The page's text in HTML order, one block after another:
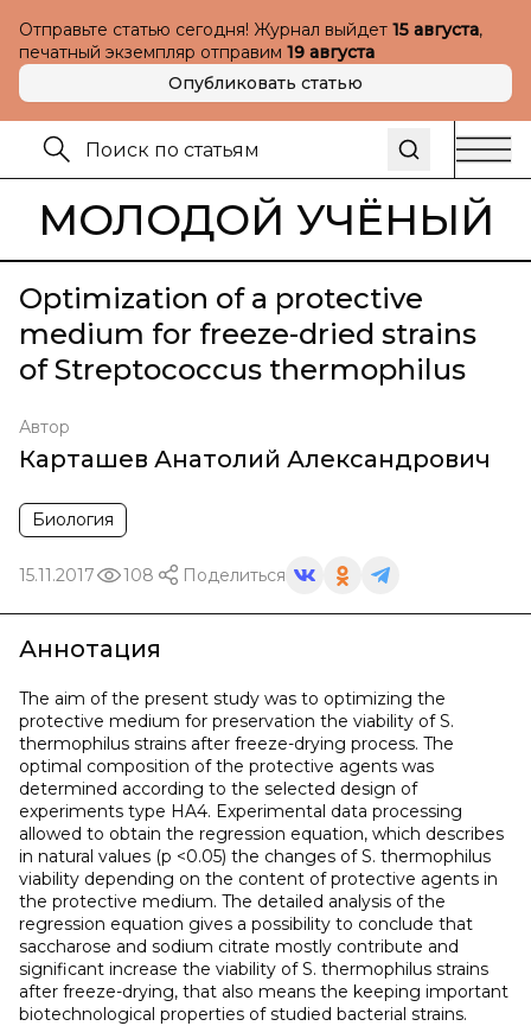
Отправьте статью сегодня! Журнал выйдет 15 августа,
печатный экземпляр отправим 19 августа
Опубликовать статью
МОЛОДОЙ УЧЁНЫЙ
Optimization of a protective
medium for freeze-dried strains
of Streptococcus thermophilus
Автор
Карташев Анатолий Александрович
Биология
15.11.2017 108 Поделиться
Аннотация
The aim of the present study was to optimizing the
protective medium for preservation the viability of S.
thermophilus strains after freeze-drying process. The
optimal composition of the protective agents was
determined according to the selected design of
experiments type HA4. Experimental data processing
allowed to obtain the regression equation, which describes
in natural values (p <0.05) the changes of S. thermophilus
viability depending on the content of protective agents in
the protective medium. The detailed analysis of the
regression equation gives a possibility to conclude that
saccharose and sodium citrate mostly contribute and
significant increase the viability of S. thermophilus strains
after freeze-drying, that also means the keeping important
biotechnological properties of studied bacterial strains.